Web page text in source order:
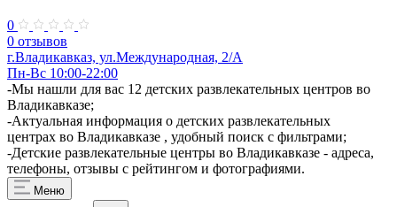
0
0 отзывов
г.Владикавказ, ул.Международная, 2/А
Пн-Вс 10:00-22:00
-Мы нашли для вас 12 детских развлекательных центров во
Владикавказе;
-Актуальная информация о детских развлекательных
центрах во Владикавказе , удобный поиск с фильтрами;
-Детские развлекательные центры во Владикавказе - адреса,
телефоны, отзывы с рейтингом и фотографиями.
Меню